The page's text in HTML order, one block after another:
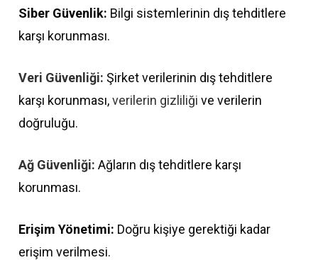
Siber Güvenlik: Bilgi sistemlerinin dış tehditlere
karşı korunması.
Veri Güvenliği: Şirket verilerinin dış tehditlere
karşı korunması,verilerin gizliliği ve verilerin
doğruluğu.
Ağ Güvenliği: Ağların dış tehditlere karşı
korunması.
Erişim Yönetimi: Doğru kişiye gerektiği kadar
erişim verilmesi.